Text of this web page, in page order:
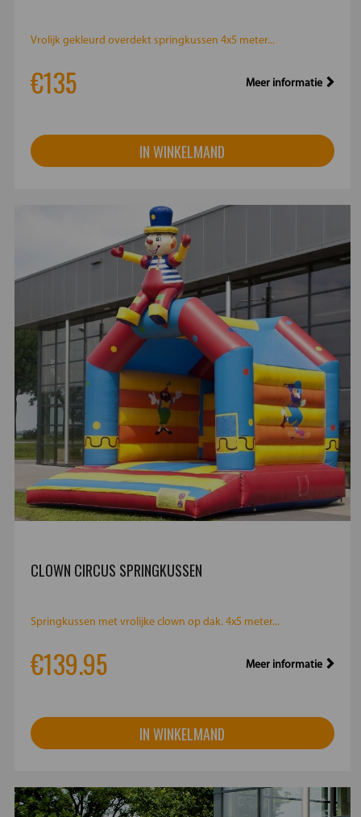
Vrolijk gekleurd overdekt springkussen 4x5 meter...
€135 Meer informatie
IN WINKELMAND
CLOWN CIRCUS SPRINGKUSSEN
Springkussen met vrolijke clown op dak. 4x5 meter...
€139.95 Meer informatie
IN WINKELMAND